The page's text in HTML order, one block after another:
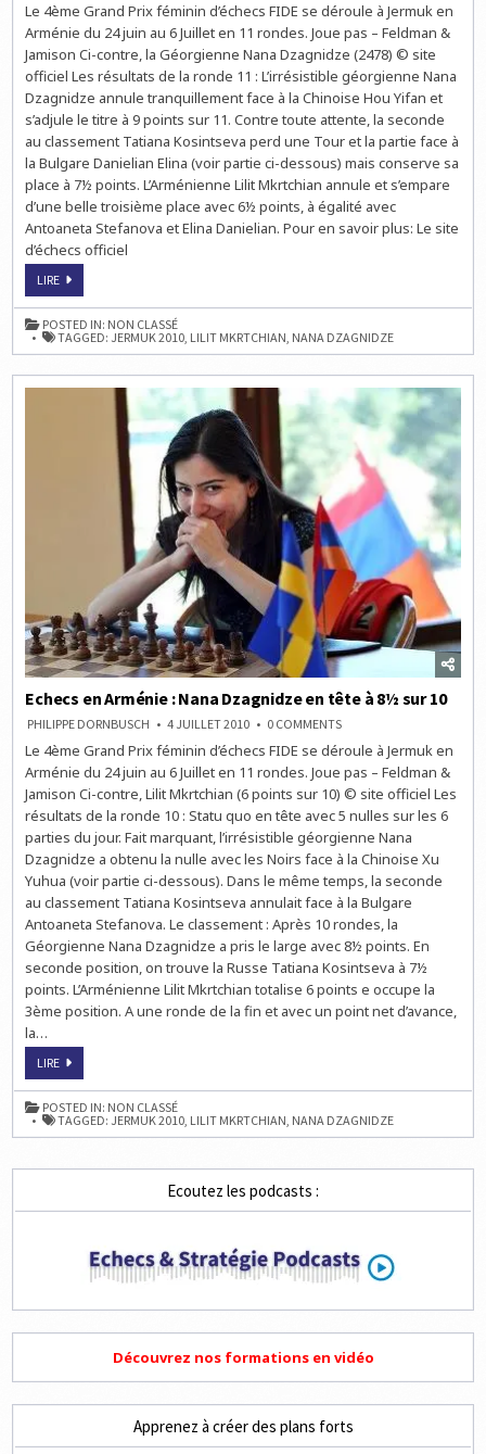
EN
ARMÉNIE
:
NANA
DZAGNIDZE
L’EMPORTE
AVEC
9/11
Le 4ème Grand Prix féminin d’échecs FIDE se déroule à Jermuk en
Arménie du 24 juin au 6 Juillet en 11 rondes. Joue pas – Feldman &
Jamison Ci-contre, la Géorgienne Nana Dzagnidze (2478) © site
officiel Les résultats de la ronde 11 : L’irrésistible géorgienne Nana
Dzagnidze annule tranquillement face à la Chinoise Hou Yifan et
s’adjule le titre à 9 points sur 11. Contre toute attente, la seconde
au classement Tatiana Kosintseva perd une Tour et la partie face à
la Bulgare Danielian Elina (voir partie ci-dessous) mais conserve sa
place à 7½ points. L’Arménienne Lilit Mkrtchian annule et s’empare
d’une belle troisième place avec 6½ points, à égalité avec
Antoaneta Stefanova et Elina Danielian. Pour en savoir plus: Le site
d’échecs officiel
LIREECHECS
ARMÉNIE
:
NANA
DZAGNIDZE
L’EMPORTE
POSTED IN: NON CLASSÉ
TAGGED: JERMUK 2010, LILIT MKRTCHIAN, NANA DZAGNIDZE
Echecs en Arménie : Nana Dzagnidze en tête à 8½ sur 10
PHILIPPE DORNBUSCH 4 JUILLET 2010 0 COMMENTSON
EN
ARMÉNIE
:
NANA
DZAGNIDZE
EN
À
8½
SUR
10
Le 4ème Grand Prix féminin d’échecs FIDE se déroule à Jermuk en
Arménie du 24 juin au 6 Juillet en 11 rondes. Joue pas – Feldman &
Jamison Ci-contre, Lilit Mkrtchian (6 points sur 10) © site officiel Les
résultats de la ronde 10 : Statu quo en tête avec 5 nulles sur les 6
parties du jour. Fait marquant, l’irrésistible géorgienne Nana
Dzagnidze a obtenu la nulle avec les Noirs face à la Chinoise Xu
Yuhua (voir partie ci-dessous). Dans le même temps, la seconde
au classement Tatiana Kosintseva annulait face à la Bulgare
Antoaneta Stefanova. Le classement : Après 10 rondes, la
Géorgienne Nana Dzagnidze a pris le large avec 8½ points. En
seconde position, on trouve la Russe Tatiana Kosintseva à 7½
points. L’Arménienne Lilit Mkrtchian totalise 6 points e occupe la
3ème position. A une ronde de la fin et avec un point net d’avance,
la…
LIREECHECS
ARMÉNIE
:
NANA
DZAGNIDZE
EN
À
POSTED IN: NON CLASSÉ
TAGGED: JERMUK 2010, LILIT MKRTCHIAN, NANA DZAGNIDZE
Ecoutez les podcasts :
Découvrez nos formations en vidéo
Apprenez à créer des plans forts